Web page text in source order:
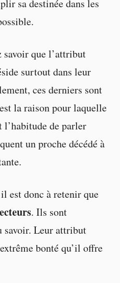
sa destinée dans les
savoir que l’attribut
surtout dans leur
ces derniers sont
la raison pour laquelle
l’habitude de parler
un proche décédé à
est donc à retenir que
. Ils sont
savoir. Leur attribut
bonté qu’il offre